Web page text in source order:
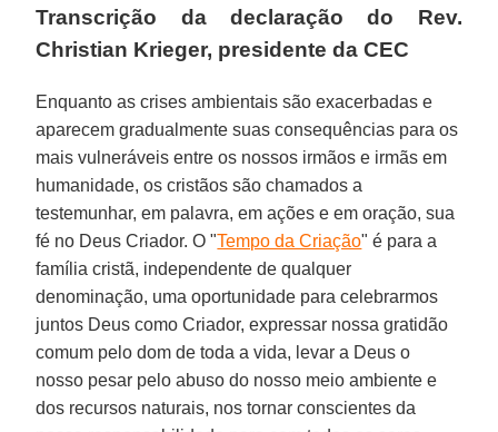
Transcrição da declaração do Rev.
Christian Krieger, presidente da CEC
Enquanto as crises ambientais são exacerbadas e
aparecem gradualmente suas consequências para os
mais vulneráveis entre os nossos irmãos e irmãs em
humanidade, os cristãos são chamados a
testemunhar, em palavra, em ações e em oração, sua
fé no Deus Criador. O "Tempo da Criação" é para a
família cristã, independente de qualquer
denominação, uma oportunidade para celebrarmos
juntos Deus como Criador, expressar nossa gratidão
comum pelo dom de toda a vida, levar a Deus o
nosso pesar pelo abuso do nosso meio ambiente e
dos recursos naturais, nos tornar conscientes da